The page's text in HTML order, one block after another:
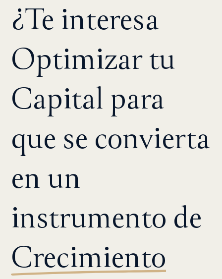
¿Te interesa
Optimizar tu
Capital para
que se convierta
en un
instrumento de
Crecimiento